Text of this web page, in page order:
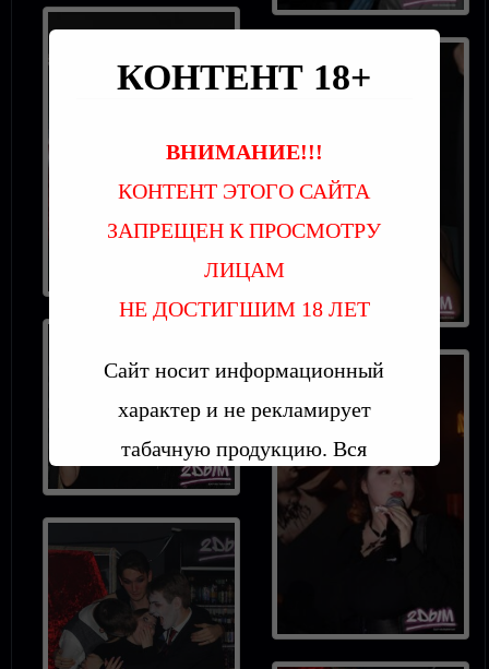
КОНТЕНТ 18+
ВНИМАНИЕ!!!
КОНТЕНТ ЭТОГО САЙТА
ЗАПРЕЩЕН К ПРОСМОТРУ
ЛИЦАМ
НЕ ДОСТИГШИМ 18 ЛЕТ
Сайт носит информационный
характер и не рекламирует
табачную продукцию. Вся
информация предоставлена в
целях ознакомления, а не
агитации и рекламы.
Пользуясь сайтом вы
принимаете